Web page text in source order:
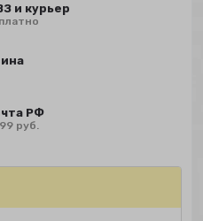
и курьер
РФ
руб.